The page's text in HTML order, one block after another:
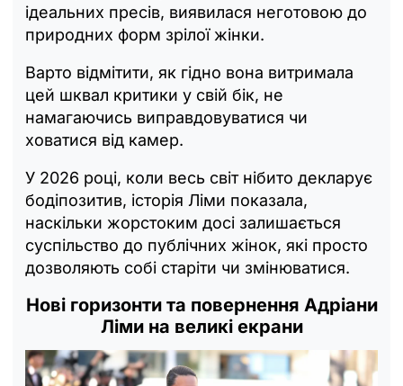
ідеальних пресів, виявилася неготовою до
природних форм зрілої жінки.
Варто відмітити, як гідно вона витримала
цей шквал критики у свій бік, не
намагаючись виправдовуватися чи
ховатися від камер.
У 2026 році, коли весь світ нібито декларує
бодіпозитив, історія Ліми показала,
наскільки жорстоким досі залишається
суспільство до публічних жінок, які просто
дозволяють собі старіти чи змінюватися.
Нові горизонти та повернення Адріани
Ліми на великі екрани